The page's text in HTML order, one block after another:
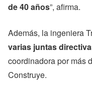
de 40 años”, afirma.
Además, la ingeniera
varias juntas
coordinadora por más
Construye.